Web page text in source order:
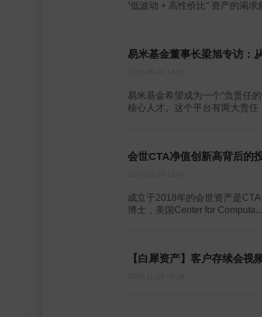
“低波动 + 高性价比” 资产的渴求
易米基金董事长梁旭专访：
易米基金希望成为一个“负责任
核心人才。这个平台有两大责任
会世CTA净值创新高背后的
成立于2018年的会世资产是
博士，美国Center for Computa...
【白犀资产】客户存续会视